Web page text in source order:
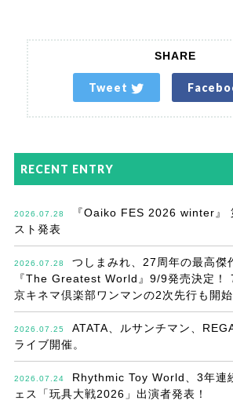
SHARE
Tweet
RECENT ENTRY
2026.07.28
『Oaiko FES 2026 winter』
スト発表
2026.07.28
つしまみれ、27周年の最高傑
『The Greatest World』9/9発売決定！
京キネマ倶楽部ワンマンの2次先行も開始
2026.07.25
ATATA、ルサンチマン、
ライブ開催。
2026.07.24
Rhythmic Toy World、3年連
ェス「玩具大戦2026」出演者発表！